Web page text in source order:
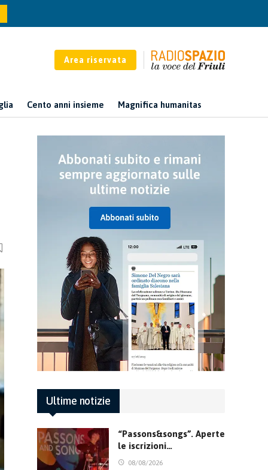
Area riservata
Cento anni insieme Magnifica humanitas
Ultime notizie
“Passons&songs”. Aperte
le iscrizioni…
08/08/2026